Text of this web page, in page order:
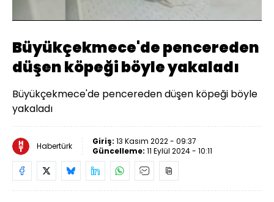
Aç
Hızı
Büyükçekmece'de pencereden
düşen köpeği böyle yakaladı
Büyükçekmece'de pencereden düşen köpeği böyle
yakaladı
Habertürk Giriş: 13 Kasım 2022 - 09:37
Güncelleme: 11 Eylül 2024 - 10:11